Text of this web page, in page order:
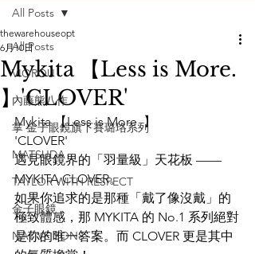
All Posts
VIOROU
內藤熊八作
掌 金子眼鏡旗下賽璐珞系列
MATSUDA
TAYLOR WITH RESPECT
金子眼鏡
NATIVE SONS
All Posts
Mykita 【Less is More.
】'CLOVER'
thewarehouseopt
6月10日
Mykita 【Less is More. 】
'CLOVER'
遇見眼鏡界的「羽量級」天花板 ——
MYKITA CLOVER。
如果你追求的是那種「戴了像沒戴」的
極致體感，那 MYKITA 的 No.1 系列絕對
是你的唯一答案。而 CLOVER 更是其中